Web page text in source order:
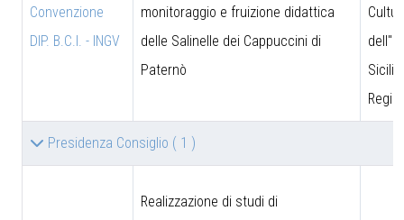
Convenzione
DIP. B.C.I. - INGV
monitoraggio e fruizione didattica
delle Salinelle dei Cappuccini di
Paternò
Presidenza Consiglio ( 1 )
Realizzazione di studi di